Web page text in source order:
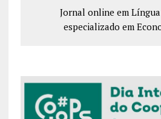
Jornal online em
especializado em